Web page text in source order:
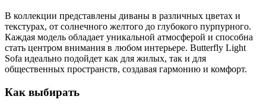
В коллекции представлены диваны в различных цветах и
текстурах, от солнечного желтого до глубокого пурпурного.
Каждая модель обладает уникальной атмосферой и способна
стать центром внимания в любом интерьере. Butterfly Light
Sofa идеально подойдет как для жилых, так и для
общественных пространств, создавая гармонию и комфорт.
Как выбирать